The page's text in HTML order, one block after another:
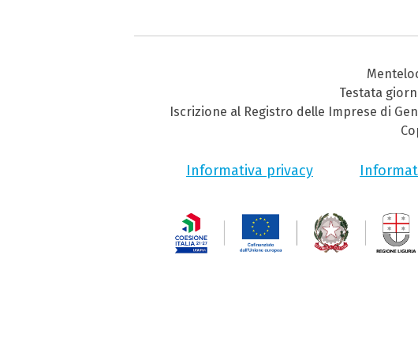
Testata
Iscrizione al Registro delle Imprese di
Informativa privacy